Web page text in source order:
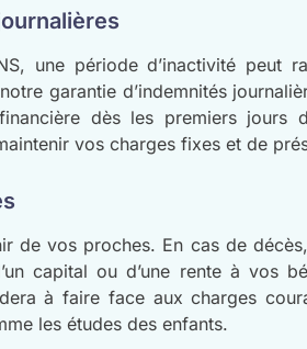
une période d’inactivité peut
garantie d’indemnités
dès les premiers jours
vos charges fixes et de
de vos proches. En cas de
capital ou d’une rente à vos
à faire face aux charges
les études des enfants.